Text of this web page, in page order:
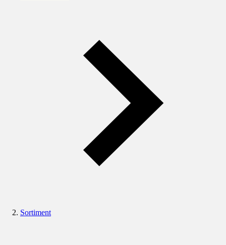
Sortiment